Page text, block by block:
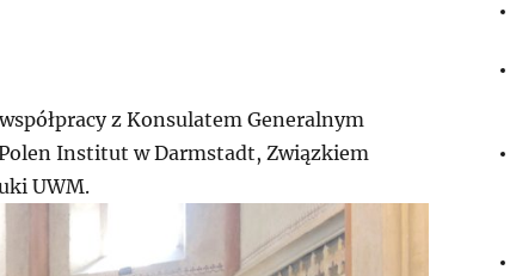
z Konsulatem Generalnym
Institut w Darmstadt, Związkiem
UWM.